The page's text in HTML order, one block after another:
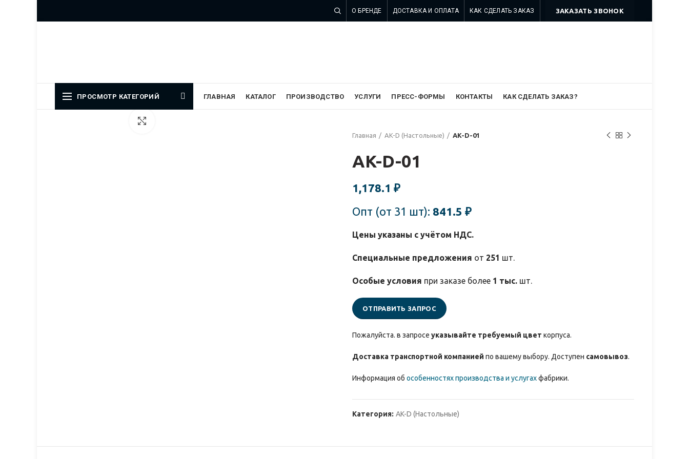
О БРЕНДЕ ДОСТАВКА И ОПЛАТА КАК СДЕЛАТЬ ЗАКАЗ ЗАКАЗАТЬ ЗВОНОК
ПРОСМОТР КАТЕГОРИЙ ГЛАВНАЯ КАТАЛОГ ПРОИЗВОДСТВО УСЛУГИ ПРЕСС-ФОРМЫ КОНТАКТЫ КАК СДЕЛАТЬ ЗАКАЗ?
Главная
AK-D (Настольные) AK-D-01
AK-D-01
1,178.1 ₽
Опт (от 31 шт): 841.5 ₽
Цены указаны с учётом НДС.
Специальные предложения от 251 шт.
Особые условия при заказе более 1 тыс. шт.
ОТПРАВИТЬ ЗАПРОС
Пожалуйста. в запросе указывайте требуемый цвет корпуса.
Доставка транспортной компанией по вашему выбору. Доступен самовывоз.
Информация об особенностях производства и услугахфабрики.
Категория: AK-D (Настольные)